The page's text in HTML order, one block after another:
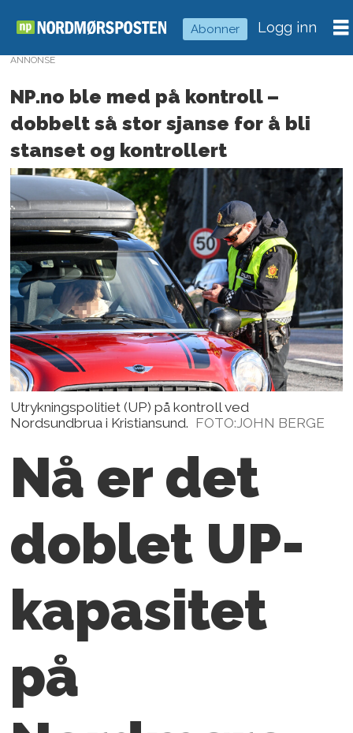
Abonner Logg inn
ANNONSE
NP.no ble med på kontroll –
dobbelt så stor sjanse for å bli
stanset og kontrollert
Utrykningspolitiet (UP) på kontroll ved
Nordsundbrua i Kristiansund. FOTO:JOHN BERGE
Nå er det
doblet UP-
kapasitet
på